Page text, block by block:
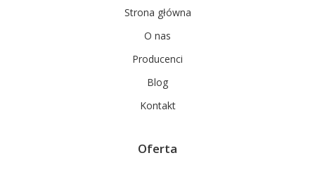
Strona główna
O nas
Producenci
Blog
Kontakt
Oferta